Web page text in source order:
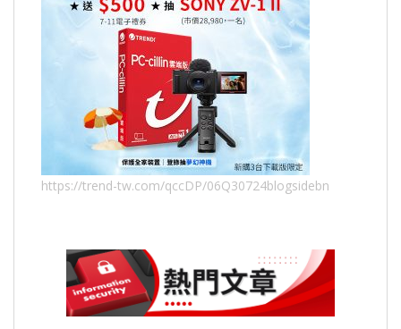
https://trend-tw.com/qccDP/06Q30724blogsidebn